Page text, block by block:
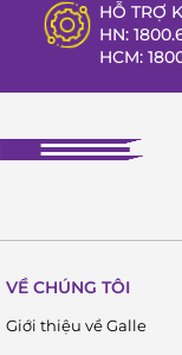
HỖ TRỢ
HN:
HCM:
VỀ CHÚNG TÔI
Giới thiệu về Galle